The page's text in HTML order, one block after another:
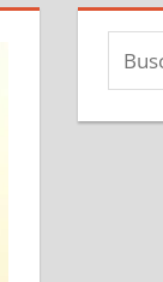
Buscar: